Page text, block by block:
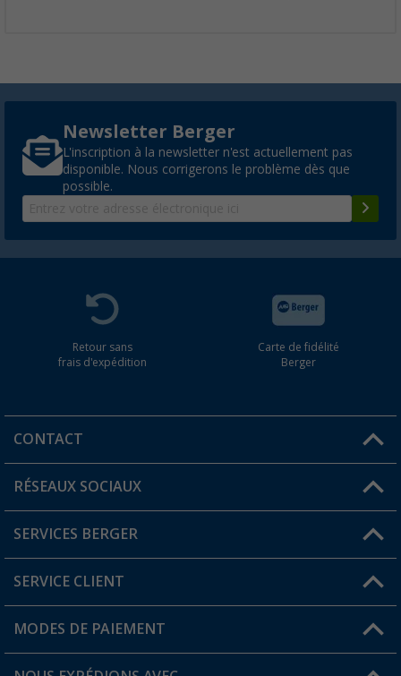
Newsletter Berger
L'inscription à la newsletter n'est actuellement pas
disponible. Nous corrigerons le problème dès que
possible.
Retour sans
frais d'expédition
Carte de fidélité
Berger
CONTACT
Une question ?
Trouver une magasin
RÉSEAUX SOCIAUX
SERVICES BERGER
Devenir revendeur
Mon compte
SERVICE CLIENT
FAQ et contact
Informations sur l'expédition
MODES DE PAIEMENT